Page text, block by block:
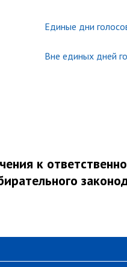
Единые дни
Вне единых дней
к